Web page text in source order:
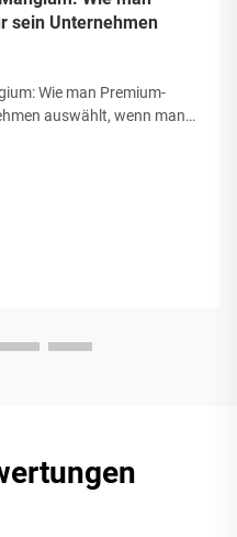
sein Unternehmen
Wie man Premium-
auswählt, wenn man
Der Markt verwechselt